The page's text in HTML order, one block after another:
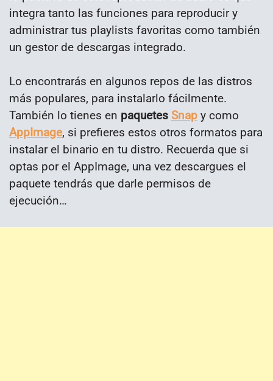
integra tanto las funciones para reproducir y
administrar tus playlists favoritas como también
un gestor de descargas integrado.
Lo encontrarás en algunos repos de las distros
más populares, para instalarlo fácilmente.
También lo tienes en paquetes Snap y como
AppImage, si prefieres estos otros formatos para
instalar el binario en tu distro. Recuerda que si
optas por el AppImage, una vez descargues el
paquete tendrás que darle permisos de
ejecución…